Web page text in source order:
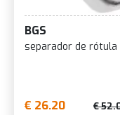
BGS
separador de rótula
€ 26.20 €